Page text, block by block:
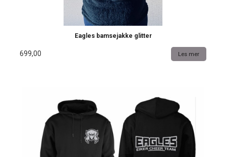
Eagles bamsejakke glitter
699,00 Les mer